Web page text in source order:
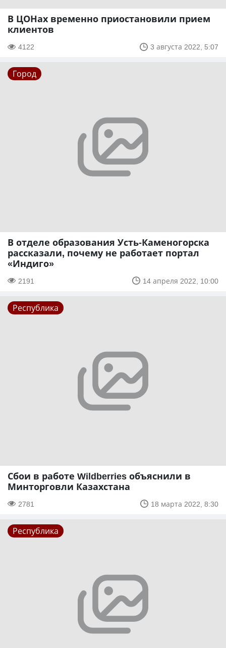
В ЦОНах временно приостановили прием
клиентов
4122 3 августа 2022, 5:07
Город
В отделе образования Усть-Каменогорска
рассказали, почему не работает портал
«Индиго»
2191 14 апреля 2022, 10:00
Республика
Сбои в работе Wildberries объяснили в
Минторговли Казахстана
2781 18 марта 2022, 8:30
Республика